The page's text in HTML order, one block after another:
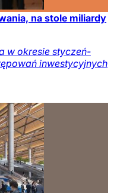
na stole miliardy
w okresie styczeń-
inwestycyjnych